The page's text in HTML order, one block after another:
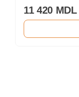
11 420 MDL